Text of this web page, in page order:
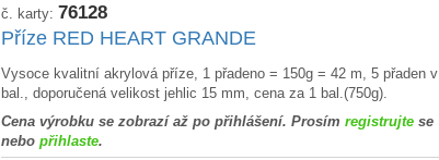
č. karty: 76128
Příze RED HEART GRANDE
Vysoce kvalitní akrylová příze, 1 přadeno = 150g = 42 m, 5 přaden v
bal., doporučená velikost jehlic 15 mm, cena za 1 bal.(750g).
Cena výrobku se zobrazí až po přihlášení. Prosím registrujtese
nebo přihlaste.